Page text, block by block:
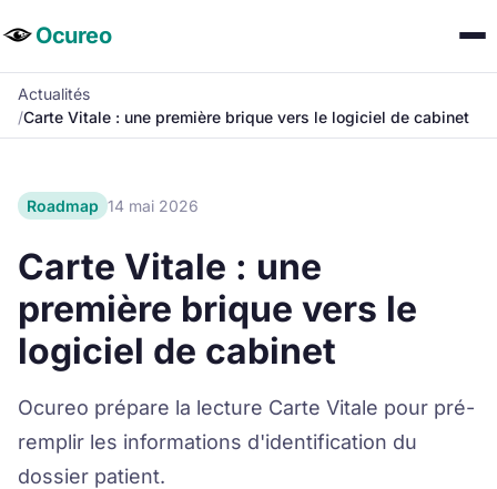
Ocureo
Accueil
Fonctionnalités
Tarifs
Nos engagements
FAQ
Documentation
Télécharger
Actualités
/Carte Vitale : une première brique vers le logiciel de cabinet
Roadmap 14 mai 2026
Carte Vitale : une
première brique vers le
logiciel de cabinet
Ocureo prépare la lecture Carte Vitale pour pré-
remplir les informations d'identification du
dossier patient.